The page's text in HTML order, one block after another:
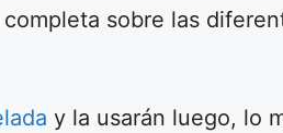
sobre las
y la usarán luego, lo